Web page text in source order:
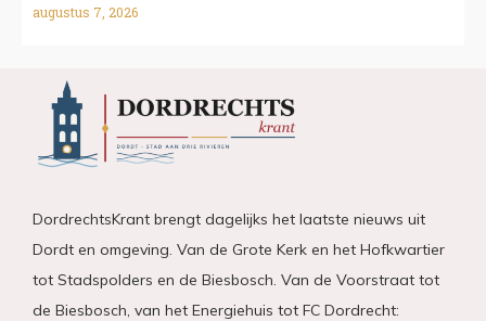
augustus 7, 2026
DordrechtsKrant brengt dagelijks het laatste nieuws uit
Dordt en omgeving. Van de Grote Kerk en het Hofkwartier
tot Stadspolders en de Biesbosch. Van de Voorstraat tot
de Biesbosch, van het Energiehuis tot FC Dordrecht: